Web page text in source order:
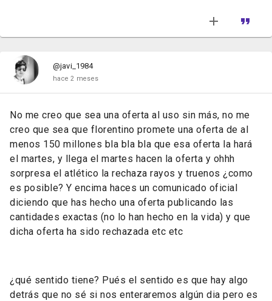
@javi_1984
hace 2 meses
No me creo que sea una oferta al uso sin más, no me
creo que sea que florentino promete una oferta de al
menos 150 millones bla bla bla que esa oferta la hará
el martes, y llega el martes hacen la oferta y ohhh
sorpresa el atlético la rechaza rayos y truenos ¿como
es posible? Y encima haces un comunicado oficial
diciendo que has hecho una oferta publicando las
cantidades exactas (no lo han hecho en la vida) y que
dicha oferta ha sido rechazada etc etc
¿qué sentido tiene? Pués el sentido es que hay algo
detrás que no sé si nos enteraremos algún dia pero es